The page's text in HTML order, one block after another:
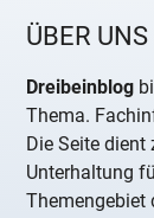
ÜBER UNS
Dreibeinblog
Thema.
Die Seite
Unterhaltung
Themengebiet